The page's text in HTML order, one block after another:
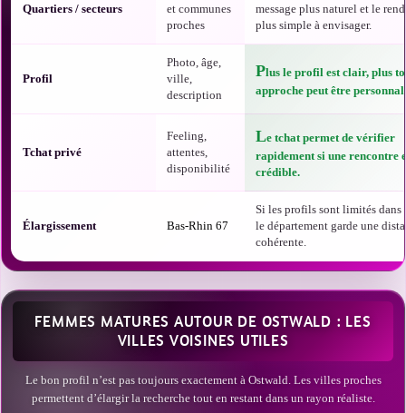
Quartiers / secteurs
et communes
proches
message plus naturel et le
plus simple à envisager.
Profil
Photo, âge,
ville,
description
Plus le profil est clair, plus
approche peut être
Tchat privé
Feeling,
attentes,
disponibilité
Le tchat permet de vérifier
rapidement si une rencontre
crédible.
Élargissement Bas-Rhin 67
Si les profils sont limités dans
le département garde une
cohérente.
FEMMES MATURES AUTOUR DE OSTWALD : LES
VILLES VOISINES UTILES
Le bon profil n’est pas toujours exactement à Ostwald. Les villes proches
permettent d’élargir la recherche tout en restant dans un rayon réaliste.